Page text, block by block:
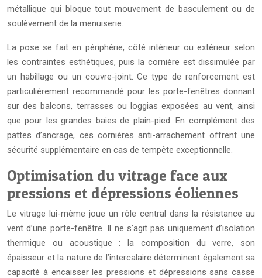
métallique qui bloque tout mouvement de basculement ou de
soulèvement de la menuiserie.
La pose se fait en périphérie, côté intérieur ou extérieur selon
les contraintes esthétiques, puis la cornière est dissimulée par
un habillage ou un couvre-joint. Ce type de renforcement est
particulièrement recommandé pour les porte-fenêtres donnant
sur des balcons, terrasses ou loggias exposées au vent, ainsi
que pour les grandes baies de plain-pied. En complément des
pattes d’ancrage, ces cornières anti-arrachement offrent une
sécurité supplémentaire en cas de tempête exceptionnelle.
Optimisation du vitrage face aux
pressions et dépressions éoliennes
Le vitrage lui-même joue un rôle central dans la résistance au
vent d’une porte-fenêtre. Il ne s’agit pas uniquement d’isolation
thermique ou acoustique : la composition du verre, son
épaisseur et la nature de l’intercalaire déterminent également sa
capacité à encaisser les pressions et dépressions sans casse